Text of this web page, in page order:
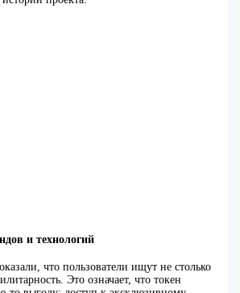
и технологий
что пользователи ищут не столько
Это означает, что токен